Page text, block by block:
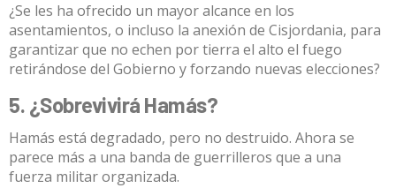
¿Se les ha ofrecido un mayor alcance en los
asentamientos, o incluso la anexión de Cisjordania, para
garantizar que no echen por tierra el alto el fuego
retirándose del Gobierno y forzando nuevas elecciones?
5. ¿Sobrevivirá Hamás?
Hamás está degradado, pero no destruido. Ahora se
parece más a una banda de guerrilleros que a una
fuerza militar organizada.